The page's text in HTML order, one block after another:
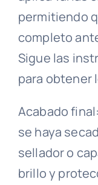
permitiendo
completo
Sigue las
para obtener
Acabado
se haya
sellador o
brillo y